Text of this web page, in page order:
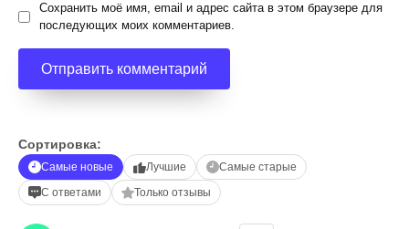
Сохранить моё имя, email и адрес сайта в этом браузере для
последующих моих комментариев.
Сортировка:
Самые новые Лучшие
Самые старые
С ответами
Только отзывы